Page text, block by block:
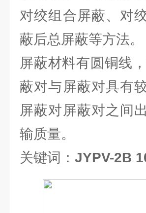
对绞组合屏蔽、对
蔽后总屏蔽等方法。
屏蔽材料有圆铜线
蔽对与屏蔽对具有
屏蔽对屏蔽对之间
输质量。
关键词： JYPV-2B